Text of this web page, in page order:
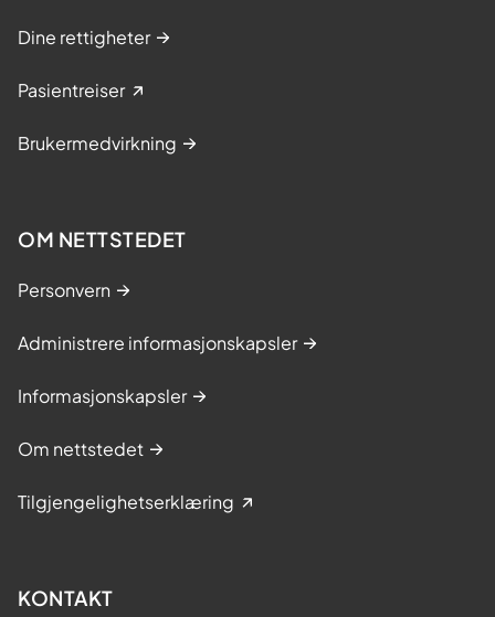
Dine rettigheter
Pasientreiser
Brukermedvirkning
OM NETTSTEDET
Personvern
Administrere informasjonskapsler
Informasjonskapsler
Om nettstedet
Tilgjengelighetserklæring
KONTAKT